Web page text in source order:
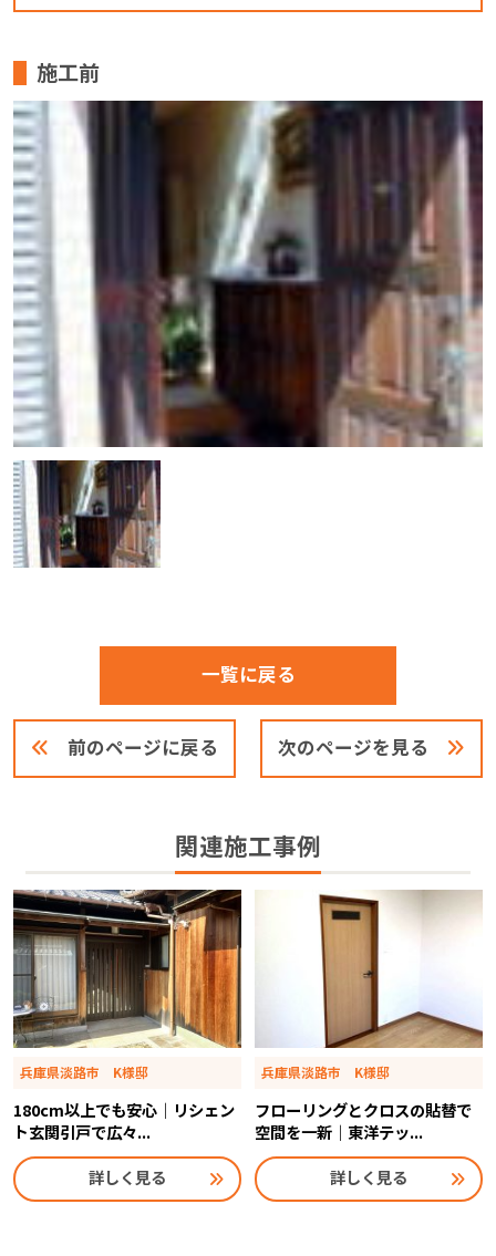
施工前
前のページに戻る
一覧に戻る
次のページを見る
関連施工事例
兵庫県淡路市 K様邸
180cm以上でも安心｜リシェン
ト玄関引戸で広々...
詳しく見る
兵庫県淡路市 K様邸
フローリングとクロスの貼替で
空間を一新｜東洋テッ...
詳しく見る